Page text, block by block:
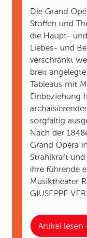
Artikel lesen
Die Grand
Stoffen und
die Haupt-
Liebes- und
verschränkt
breit
Tableaus mit
Einbeziehung
sorgfältig
Nach der
Grand Opéra
Strahlkraft
ihre führende
Musiktheater
GIUSEPPE